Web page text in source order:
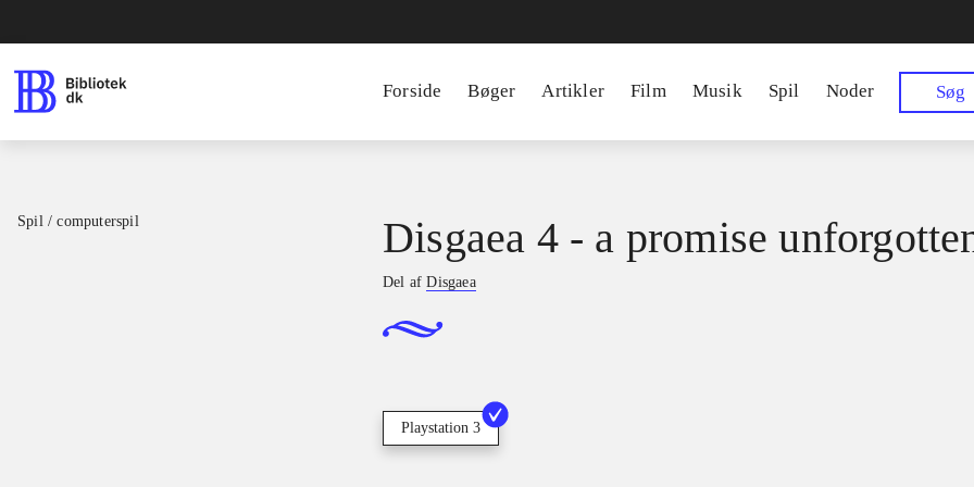
Forside Bøger Artikler Film Musik Spil Noder Søg
Spil / computerspil Disgaea 4 - a promise
Del afDisgaea
Playstation 3